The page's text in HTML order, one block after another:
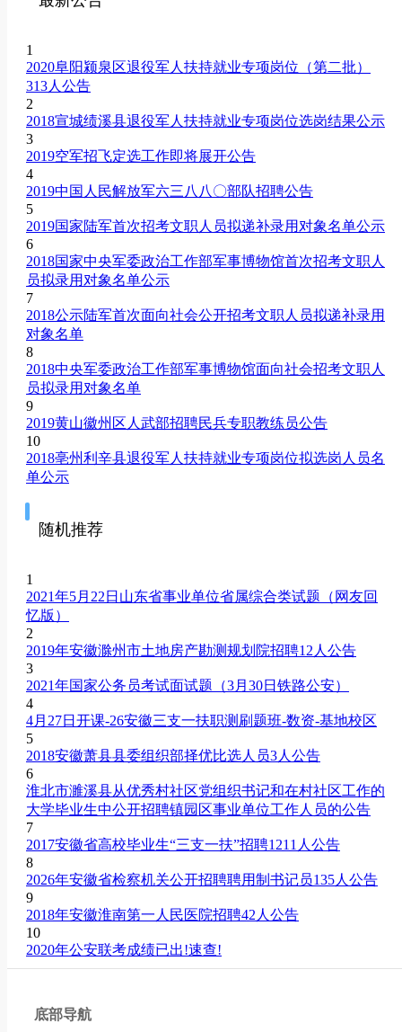
1
2020阜阳颍泉区退役军人扶持就业专项岗位（第二批）
313人公告
2
2018宣城绩溪县退役军人扶持就业专项岗位选岗结果公示
3
2019空军招飞定选工作即将展开公告
4
2019中国人民解放军六三八八〇部队招聘公告
5
2019国家陆军首次招考文职人员拟递补录用对象名单公示
6
2018国家中央军委政治工作部军事博物馆首次招考文职人
员拟录用对象名单公示
7
2018公示陆军首次面向社会公开招考文职人员拟递补录用
对象名单
8
2018中央军委政治工作部军事博物馆面向社会招考文职人
员拟录用对象名单
9
2019黄山徽州区人武部招聘民兵专职教练员公告
10
2018亳州利辛县退役军人扶持就业专项岗位拟选岗人员名
单公示
随机推荐
1
2021年5月22日山东省事业单位省属综合类试题（网友回
忆版）
2
2019年安徽滁州市土地房产勘测规划院招聘12人公告
3
2021年国家公务员考试面试题（3月30日铁路公安）
4
4月27日开课-26安徽三支一扶职测刷题班-数资-基地校区
5
2018安徽萧县县委组织部择优比选人员3人公告
6
淮北市濉溪县从优秀村社区党组织书记和在村社区工作的
大学毕业生中公开招聘镇园区事业单位工作人员的公告
7
2017安徽省高校毕业生“三支一扶”招聘1211人公告
8
2026年安徽省检察机关公开招聘聘用制书记员135人公告
9
2018年安徽淮南第一人民医院招聘42人公告
10
2020年公安联考成绩已出!速查!
底部导航